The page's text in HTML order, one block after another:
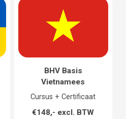
BHV Basis
Vietnamees
Cursus + Certificaat
€148,- excl. BTW